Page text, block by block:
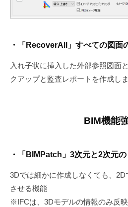
・「RecoverAll」すべての図面
入れ子状に挿入した外部参照図面
クアップと監査レポートを作成しま
BIM機能
・「BIMPatch」3次元と2次元の
3Dでは細かに作成しなくても、
させる機能
※IFCは、3Dモデルの情報のみ反